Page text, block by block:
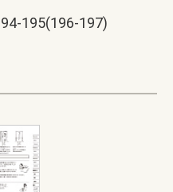
195(196-197)